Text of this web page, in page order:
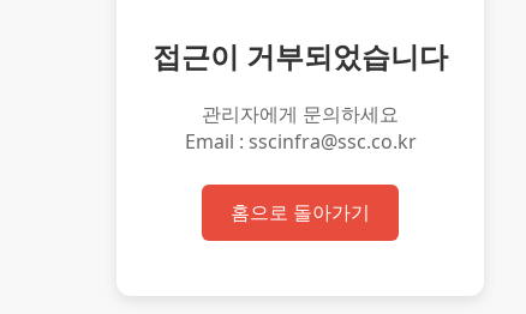
접근이 거부되었습니다
관리자에게 문의하세요
Email : sscinfra@ssc.co.kr
홈으로 돌아가기